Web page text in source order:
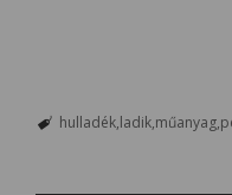
hulladék ladik műanyag